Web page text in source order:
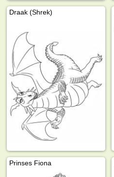
Draak (Shrek)
Prinses Fiona